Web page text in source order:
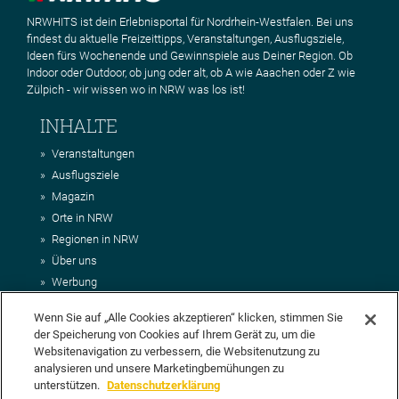
NRWHITS ist dein Erlebnisportal für Nordrhein-Westfalen. Bei uns
findest du aktuelle Freizeittipps, Veranstaltungen, Ausflugsziele,
Ideen fürs Wochenende und Gewinnspiele aus Deiner Region. Ob
Indoor oder Outdoor, ob jung oder alt, ob A wie Aaachen oder Z wie
Zülpich - wir wissen wo in NRW was los ist!
INHALTE
Veranstaltungen
Ausflugsziele
Magazin
Orte in NRW
Regionen in NRW
Über uns
Werbung
Impressum
AGB
Datenschutz
DEIN VORSCHLAG FÜR NRWHITS
Wenn Sie auf „Alle Cookies akzeptieren“ klicken, stimmen Sie
der Speicherung von Cookies auf Ihrem Gerät zu, um die
Websitenavigation zu verbessern, die Websitenutzung zu
analysieren und unsere Marketingbemühungen zu
unterstützen. Datenschutzerklärung